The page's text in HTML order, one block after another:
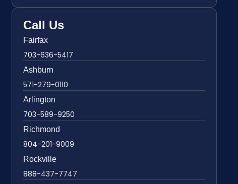
Call Us
Fairfax
703-636-5417
Ashburn
571-279-0110
Arlington
703-589-9250
Richmond
804-201-9009
Rockville
888-437-7747